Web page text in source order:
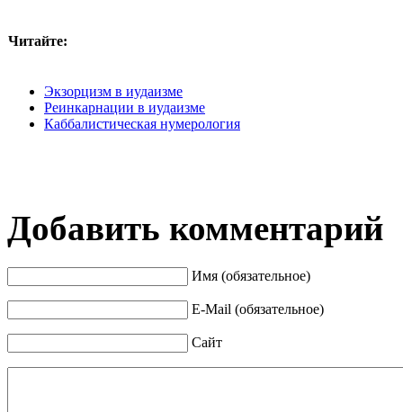
Читайте:
Экзорцизм в иудаизме
Реинкарнации в иудаизме
Каббалистическая нумерология
Добавить комментарий
Имя (обязательное)
E-Mail (обязательное)
Сайт